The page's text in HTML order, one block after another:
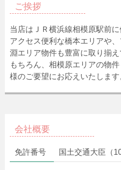
ご挨拶
当店はＪＲ横浜線相模原駅前
アクセス便利な橋本エリアや
淵エリア物件も豊富に取り揃え
もちろん、相模原エリアの物
様のご要望にお応えいたします
会社概要
免許番号 国土交通大臣（